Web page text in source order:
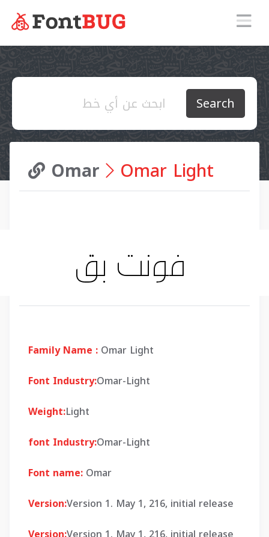
Search
Omar Omar Light
Family Name :Omar Light
Font Industry:Omar-Light
Weight:Light
font Industry:Omar-Light
Font name:Omar
Version:Version 1. May 1, 216, initial release